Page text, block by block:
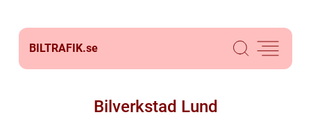
BILTRAFIK.se
Bilverkstad Lund